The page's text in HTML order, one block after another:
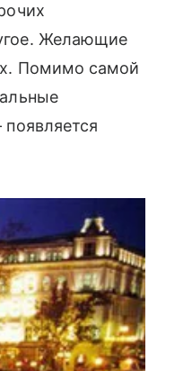
Желающие
Помимо самой